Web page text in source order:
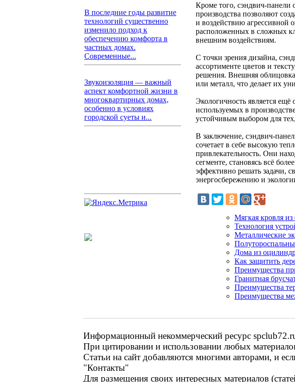
В последние годы развитие
технологий существенно
изменило подход к
обеспечению комфорта в
частных домах.
Современные...
Звукоизоляция — важный
аспект комфортной жизни в
многоквартирных домах,
особенно в условиях
городской суеты и...
Кроме того, сэндвич-панели
производства позволяют
и воздействию агрессивной
расположенных в сложных
внешним воздействиям.
С точки зрения дизайна,
ассортименте цветов и
решения. Внешняя
или металл, что делает их
Экологичность является
используемых в
устойчивым выбором для
В заключение, сэндвич-
сочетает в себе высокую
привлекательность. Они
сегменте, становясь всё
эффективно решать задачи,
энергосбережению и
Мягкая кровля
Технология
Металлические
Дома из
Как защитить
Преимущества
Гранитная
Преимущества
Преимущества
Информационный некоммерческий ресурс
При цитировании и использовании любых
Статьи на сайт добавляются многими авторами, и
"Контакты"
Для размещения своих интересных материалов